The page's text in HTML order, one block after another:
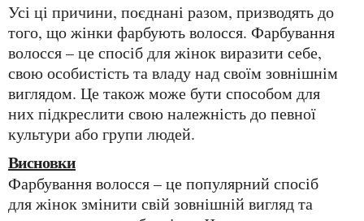
Усі ці причини, поєднані разом, призводять до
того, що жінки фарбують волосся. Фарбування
волосся – це спосіб для жінок виразити себе,
свою особистість та владу над своїм зовнішнім
виглядом. Це також може бути способом для
них підкреслити свою належність до певної
культури або групи людей.
Висновки
Фарбування волосся – це популярний спосіб
для жінок змінити свій зовнішній вигляд та